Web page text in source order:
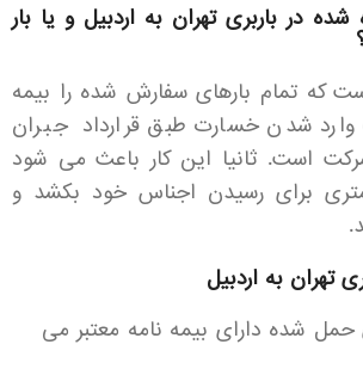
شده در باربری تهران به اردبیل و یا بار
که تمام بارهای سفارش شده را بیمه
وارد شدن خسارت طبق قرارداد جبران
است. ثانیا این کار باعث می شود
برای رسیدن اجناس خود بکشد و
تهران به اردبیل
حمل شده دارای بیمه نامه معتبر می